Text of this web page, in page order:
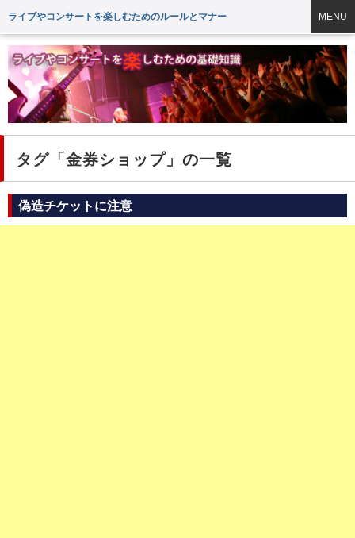
ライブやコンサートを楽しむためのルールとマナー MENU
タグ「金券ショップ」の一覧
偽造チケットに注意